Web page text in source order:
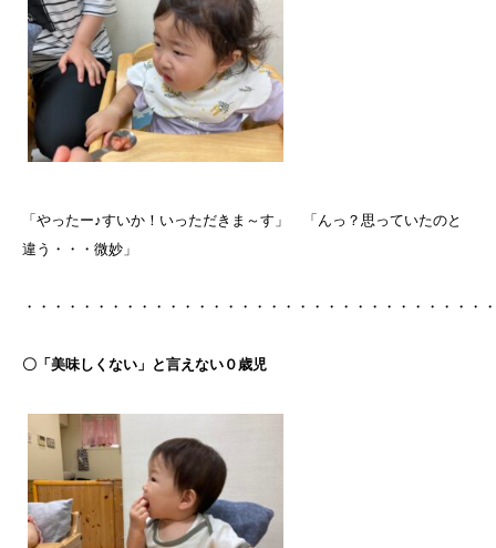
「やったー♪すいか！いっただきま～す」 「んっ？思っていたのと
違う・・・微妙」
・・・・・・・・・・・・・・・・・・・・・・・・・・・・・・・・
〇「美味しくない」と言えない０歳児